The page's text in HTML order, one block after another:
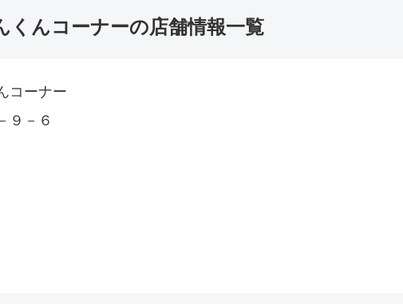
くんコーナーの店舗情報一覧
コーナー
９－６